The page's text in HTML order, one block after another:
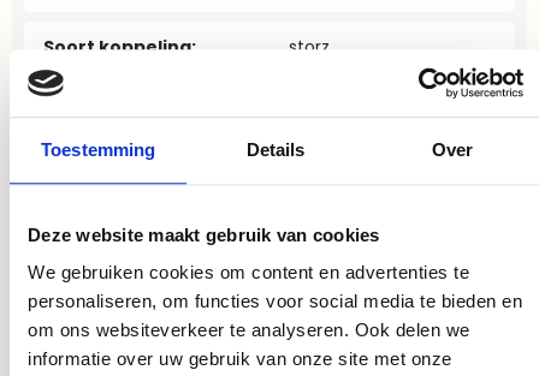
Toestemming Details Over
Deze website maakt gebruik van cookies
We gebruiken cookies om content en advertenties te
personaliseren, om functies voor social media te bieden en
om ons websiteverkeer te analyseren. Ook delen we
informatie over uw gebruik van onze site met onze
Soort koppeling: storz
Verbinding: binnendraad